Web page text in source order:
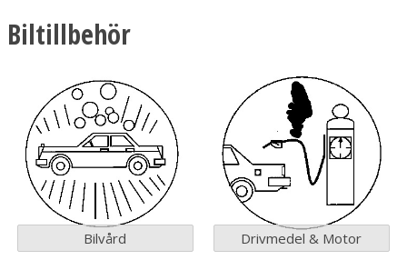
Biltillbehör
Bilvård Drivmedel & Motor